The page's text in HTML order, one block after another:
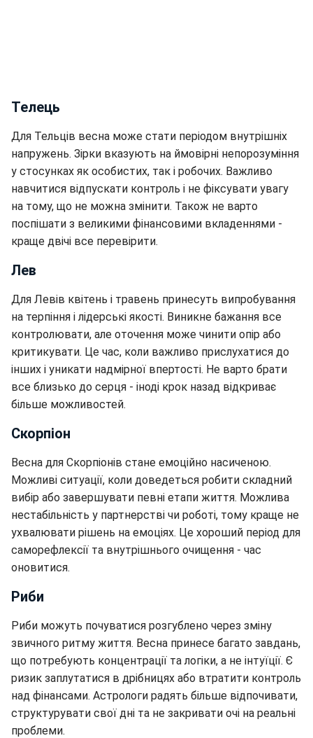
Телець
Для Тельців весна може стати періодом внутрішніх
напружень. Зірки вказують на ймовірні непорозуміння
у стосунках як особистих, так і робочих. Важливо
навчитися відпускати контроль і не фіксувати увагу
на тому, що не можна змінити. Також не варто
поспішати з великими фінансовими вкладеннями -
краще двічі все перевірити.
Лев
Для Левів квітень і травень принесуть випробування
на терпіння і лідерські якості. Виникне бажання все
контролювати, але оточення може чинити опір або
критикувати. Це час, коли важливо прислухатися до
інших і уникати надмірної впертості. Не варто брати
все близько до серця - іноді крок назад відкриває
більше можливостей.
Скорпіон
Весна для Скорпіонів стане емоційно насиченою.
Можливі ситуації, коли доведеться робити складний
вибір або завершувати певні етапи життя. Можлива
нестабільність у партнерстві чи роботі, тому краще не
ухвалювати рішень на емоціях. Це хороший період для
саморефлексії та внутрішнього очищення - час
оновитися.
Риби
Риби можуть почуватися розгублено через зміну
звичного ритму життя. Весна принесе багато завдань,
що потребують концентрації та логіки, а не інтуїції. Є
ризик заплутатися в дрібницях або втратити контроль
над фінансами. Астрологи радять більше відпочивати,
структурувати свої дні та не закривати очі на реальні
проблеми.